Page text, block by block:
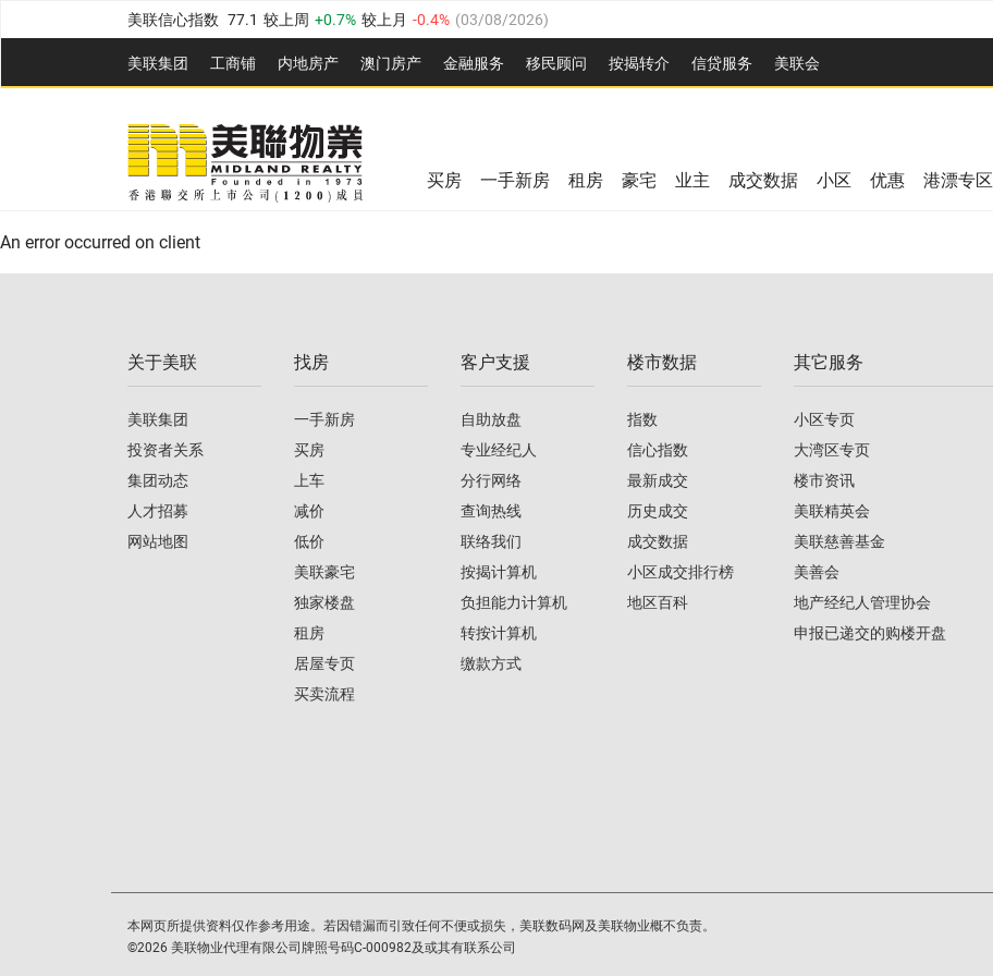
美联信心指数 77.1 较上周 0.7% 较上月 -0.4% (03/08/2026)
全港指数 149.1 较上周 0% 较上月 0.4% ( 03/08/2026
港岛指数 157.4 较上周 -0.3% 较上月 -0.8% (03/08/2026)
九龙指数 156.4 较上周 -0.1% 较上月
新界指数 134.8 较上周 0.1% 较上月 03/08/2026
美联信心指数 77.1 较上周 0.7% 较上月
美联集团 工商铺 内地房产 澳⻔房产 金融服务 移民顾问 按揭转介 信贷服务 美联会
全港指数 149.1 较上周 0% 较上月
美联信心指数 较上周 0.7% 03/08/2026
买房 一手新房 租房 豪宅 业主 成交数据 小区 优惠 港漂专区
An error occurred on client
关于美联
美联集团
投资者关系
集团动态
人才招募
网站地图
找房
一手新房
买房
上车
减价
低价
美联豪宅
独家楼盘
租房
居屋专页
买卖流程
客户支援
自助放盘
专业经纪人
分行网络
查询热线
联络我们
按揭计算机
负担能力计算机
转按计算机
缴款方式
楼市数据
指数
信心指数
最新成交
历史成交
成交数据
小区成交排行榜
地区百科
其它服务
小区专页
大湾区专页
楼市资讯
美联精英会
美联慈善基金
美善会
地产经纪人管理协会
申报已递交的购楼开盘
本网页所提供资料仅作参考用途。若因错漏而引致任何不便或损失，美联数码网及美联物业概不负责。
©2026 美联物业代理有限公司牌照号码C-000982及或其有联系公司